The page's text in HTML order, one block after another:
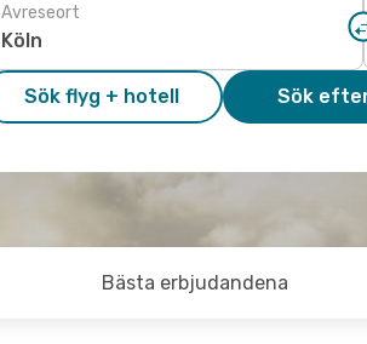
Avreseort
Sök flyg + hotell Sök
Bästa erbjudandena